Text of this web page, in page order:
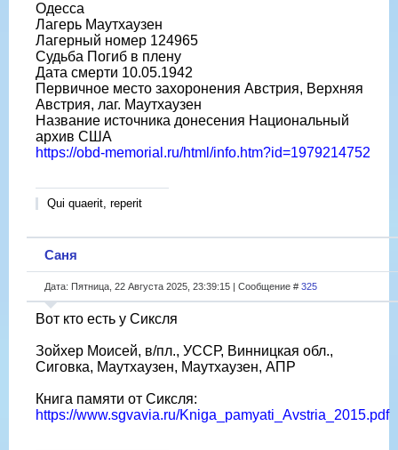
Одесса
Лагерь Маутхаузен
Лагерный номер 124965
Судьба Погиб в плену
Дата смерти 10.05.1942
Первичное место захоронения Австрия, Верхняя
Австрия, лаг. Маутхаузен
Название источника донесения Национальный
архив США
https://obd-memorial.ru/html/info.htm?id=1979214752
Qui quaerit, reperit
Саня
Дата: Пятница, 22 Августа 2025, 23:39:15 | Сообщение # 325
Вот кто есть у Сиксля
Зойхер Моисей, в/пл., УССР, Винницкая обл.,
Сиговка, Маутхаузен, Маутхаузен, АПР
Книга памяти от Сиксля:
https://www.sgvavia.ru/Kniga_pamyati_Avstria_2015.pdf